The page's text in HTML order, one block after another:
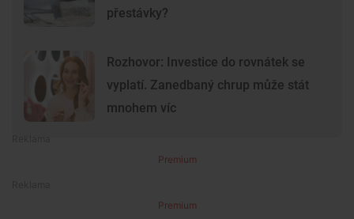
přestávky?
Rozhovor: Investice do rovnátek se
vyplatí. Zanedbaný chrup může stát
mnohem víc
Premium
Premium